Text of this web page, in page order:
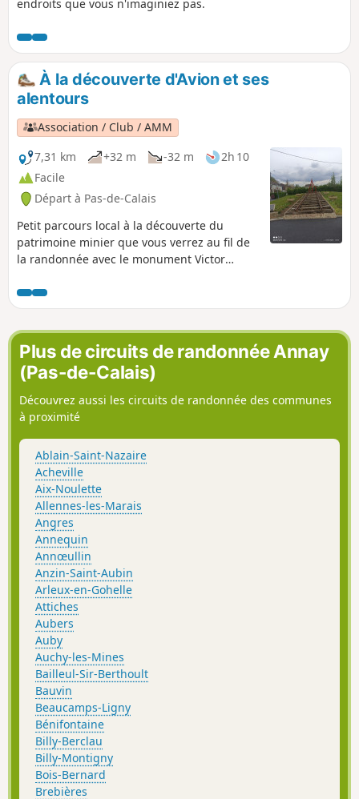
endroits que vous n'imaginiez pas.
À la découverte d'Avion et ses
alentours
Association / Club / AMM
7,31 km
+32 m -32 m
2h 10
Facile
Départ à Pas-de-Calais
Petit parcours local à la découverte du
patrimoine minier que vous verrez au fil de
la randonnée avec le monument Victor
emmène jusqu'à Méricourt et le chemin
revient en traversant la cités des cheminots.
Plus de circuits de randonnée Annay
(Pas-de-Calais)
Découvrez aussi les circuits de randonnée des communes
à proximité
Ablain-Saint-Nazaire
Acheville
Aix-Noulette
Allennes-les-Marais
Angres
Annequin
Annœullin
Anzin-Saint-Aubin
Arleux-en-Gohelle
Attiches
Aubers
Auby
Auchy-les-Mines
Bailleul-Sir-Berthoult
Bauvin
Beaucamps-Ligny
Bénifontaine
Billy-Berclau
Billy-Montigny
Bois-Bernard
Brebières